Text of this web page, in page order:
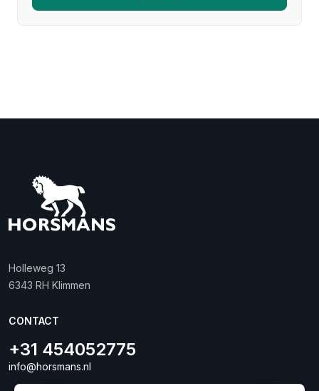
Holleweg 13
6343 RH Klimmen
CONTACT
+31 454052775
info@horsmans.nl